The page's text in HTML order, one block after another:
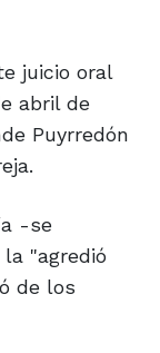
juicio oral
abril de
Puyrredón
-se
"agredió
de los